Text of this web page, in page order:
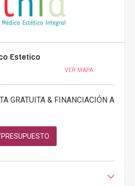
Estetico
VER MAPA
GRATUITA & FINANCIACIÓN A